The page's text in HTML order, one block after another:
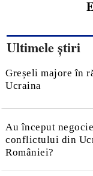
Ultimele știri
Greșeli majore în
Ucraina
Au început
conflictului din
României?